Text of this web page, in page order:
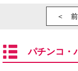
＜ 前
パチンコ・